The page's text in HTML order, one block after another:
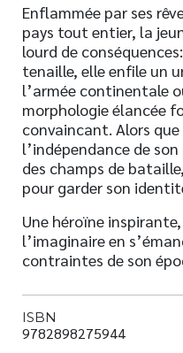
Enflammée par ses
pays tout entier, la
lourd de
tenaille, elle enfile un
l’armée continentale
morphologie élancée
convaincant. Alors
l’indépendance de
des champs de
pour garder son
Une héroïne
l’imaginaire en
contraintes de son
ISBN
9782898275944